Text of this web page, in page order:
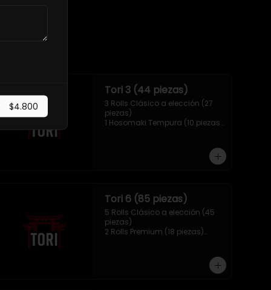
Tori 3 (44 piezas)
3 Rolls Clásico a elección (27
piezas)
1 Hosomaki Tempura (10 piezas)
Tori 6 (85 piezas)
5 Rolls Clásico a elección (45
piezas)
2 Rolls Premium (18 piezas)
$4.800